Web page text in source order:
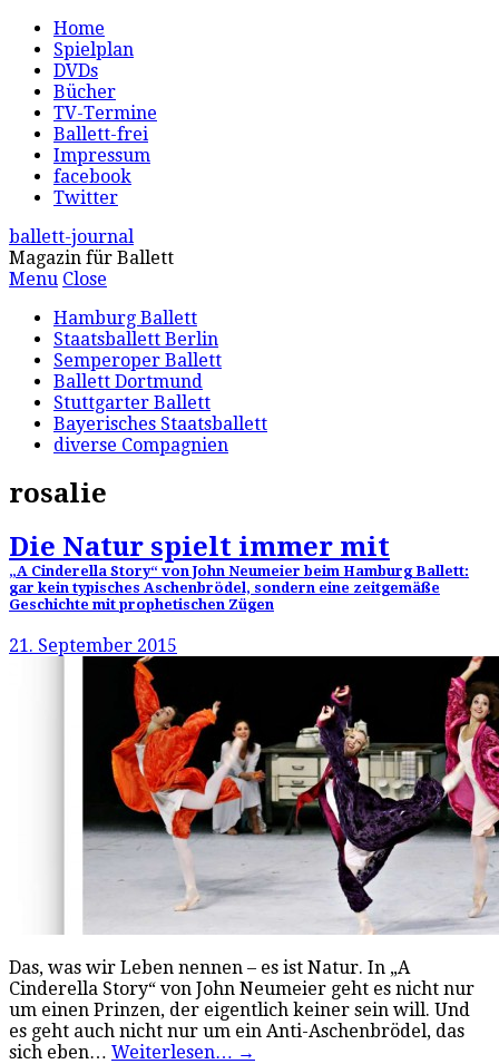
Home
Spielplan
DVDs
Bücher
TV-Termine
Ballett-frei
Impressum
facebook
Twitter
ballett-journal
Magazin für Ballett
Menu Close
Hamburg Ballett
Staatsballett Berlin
Semperoper Ballett
Ballett Dortmund
Stuttgarter Ballett
Bayerisches Staatsballett
diverse Compagnien
rosalie
Die Natur spielt immer mit
„A Cinderella Story“ von John Neumeier beim Hamburg Ballett:
gar kein typisches Aschenbrödel, sondern eine zeitgemäße
Geschichte mit prophetischen Zügen
21. September 2015
Das, was wir Leben nennen – es ist Natur. In „A
Cinderella Story“ von John Neumeier geht es nicht nur
um einen Prinzen, der eigentlich keiner sein will. Und
es geht auch nicht nur um ein Anti-Aschenbrödel, das
sich eben… Weiterlesen… →